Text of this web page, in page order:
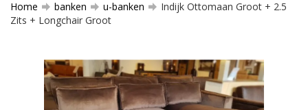
Home banken u-banken
Indijk Ottomaan Groot + 2.5
Zits + Longchair Groot